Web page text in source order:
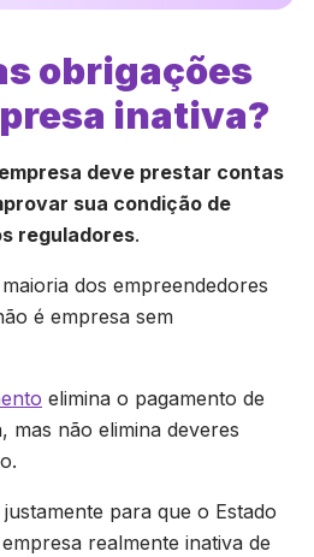
obrigações
inativa?
deve prestar contas
sua condição de
reguladores.
dos empreendedores
é empresa sem
elimina o pagamento de
mas não elimina deveres
para que o Estado
realmente inativa de